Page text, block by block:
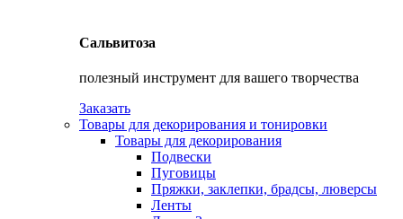
Сальвитоза
полезный инструмент для вашего творчества
Заказать
Товары для декорирования и тонировки
Товары для декорирования
Подвески
Пуговицы
Пряжки, заклепки, брадсы, люверсы
Ленты